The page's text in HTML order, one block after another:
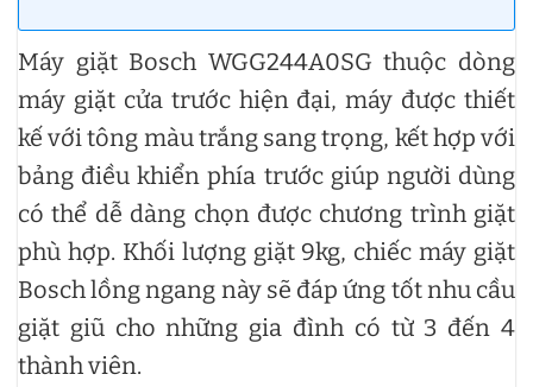
Máy giặt Bosch WGG244A0SG thuộc dòng
máy giặt cửa trước hiện đại, máy được thiết
kế với tông màu trắng sang trọng, kết hợp với
bảng điều khiển phía trước giúp người dùng
có thể dễ dàng chọn được chương trình giặt
phù hợp. Khối lượng giặt 9kg, chiếc máy giặt
Bosch lồng ngang này sẽ đáp ứng tốt nhu cầu
giặt giũ cho những gia đình có từ 3 đến 4
thành viên.